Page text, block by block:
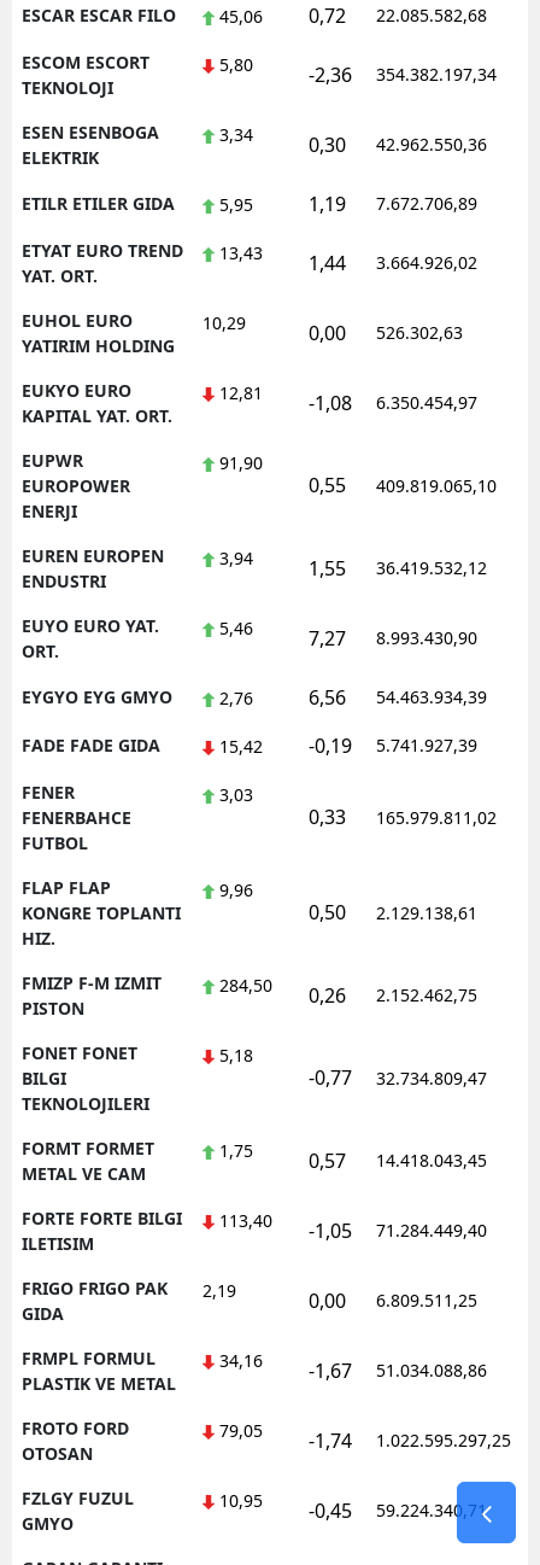
ESCAR ESCAR FILO 45,06 0,72 22.085.582,68
ESCOM ESCORT
TEKNOLOJI
5,80 -2,36 354.382.197,34
ESEN ESENBOGA
ELEKTRIK
3,34 0,30 42.962.550,36
ETILR ETILER GIDA 5,95 1,19 7.672.706,89
ETYAT EURO TREND
YAT. ORT.
13,43 1,44 3.664.926,02
EUHOL EURO
YATIRIM HOLDING
10,29 0,00 526.302,63
EUKYO EURO
KAPITAL YAT. ORT.
12,81 -1,08 6.350.454,97
EUPWR
EUROPOWER
ENERJI
91,90
0,55 409.819.065,10
EUREN EUROPEN
ENDUSTRI
3,94 1,55 36.419.532,12
EUYO EURO YAT.
ORT.
5,46 7,27 8.993.430,90
EYGYO EYG GMYO 2,76 6,56 54.463.934,39
FADE FADE GIDA 15,42 -0,19 5.741.927,39
FENER
FENERBAHCE
FUTBOL
3,03
0,33 165.979.811,02
FLAP FLAP
KONGRE TOPLANTI
HIZ.
9,96
0,50 2.129.138,61
FMIZP F-M IZMIT
PISTON
284,50 0,26 2.152.462,75
FONET FONET
BILGI
TEKNOLOJILERI
5,18
-0,77 32.734.809,47
FORMT FORMET
METAL VE CAM
1,75 0,57 14.418.043,45
FORTE FORTE BILGI
ILETISIM
113,40 -1,05 71.284.449,40
FRIGO FRIGO PAK
GIDA
2,19 0,00 6.809.511,25
FRMPL FORMUL
PLASTIK VE METAL
34,16 -1,67 51.034.088,86
FROTO FORD
OTOSAN
79,05 -1,74 1.022.595.297,25
FZLGY FUZUL
GMYO
10,95 -0,45 59.224.340,71